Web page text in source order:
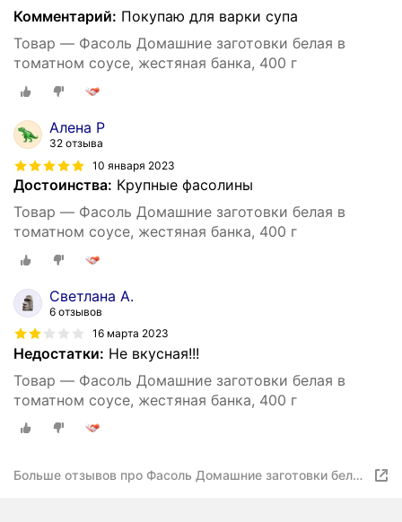
Комментарий: Покупаю для варки супа
Товар — Фасоль Домашние заготовки белая в
томатном соусе, жестяная банка, 400 г
Алена Р
32 отзыва
10 января 2023
Достоинства: Крупные фасолины
Товар — Фасоль Домашние заготовки белая в
томатном соусе, жестяная банка, 400 г
Светлана А.
6 отзывов
16 марта 2023
Недостатки: Не вкусная!!!
Товар — Фасоль Домашние заготовки белая в
томатном соусе, жестяная банка, 400 г
Больше отзывов про Фасоль Домашние заготовки белая